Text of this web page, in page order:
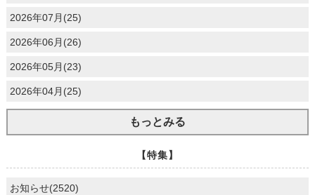
2026年07月(25)
2026年06月(26)
2026年05月(23)
2026年04月(25)
もっとみる
【特集】
お知らせ(2520)